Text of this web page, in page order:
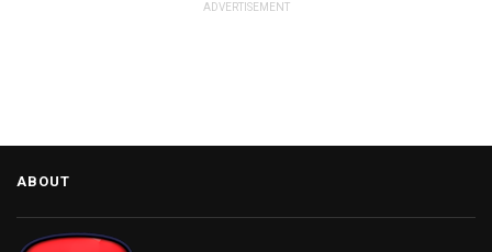
ADVERTISEMENT
ABOUT